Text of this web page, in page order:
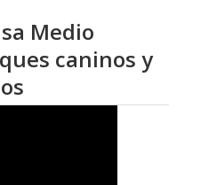
Medio
caninos y